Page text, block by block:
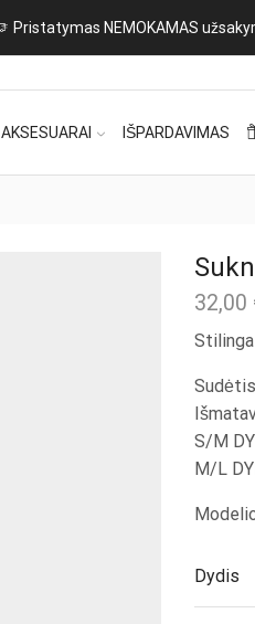
Pristatymas NEMOKAMAS
AKSESUARAI IŠPARDAVIMAS
32,00
S/M
M/L
Dydis